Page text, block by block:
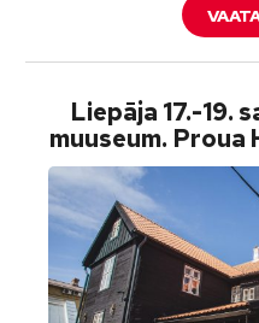
Liepāja 17.-19.
muuseum.